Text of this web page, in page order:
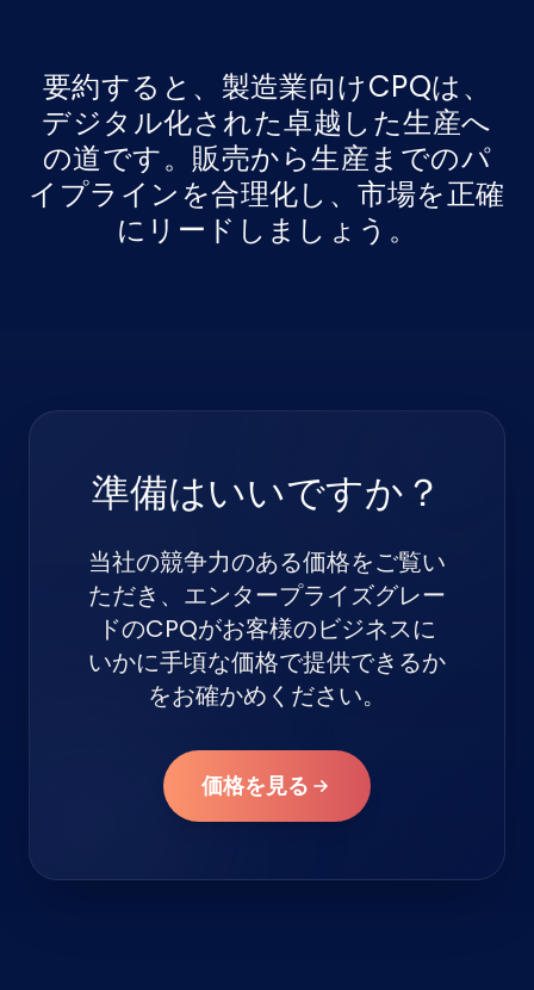
要約すると、製造業向けCPQは、
デジタル化された卓越した生産へ
の道です。販売から生産までのパ
イプラインを合理化し、市場を正確
にリードしましょう。
準備はいいですか？
当社の競争力のある価格をご覧い
ただき、エンタープライズグレー
ドのCPQがお客様のビジネスに
いかに手頃な価格で提供できるか
をお確かめください。
価格を見る